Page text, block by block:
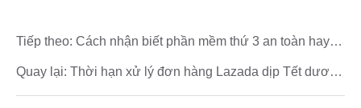
Quay lại: Thời hạn xử lý đơn hàng Lazada dịp Tết dương
Tiếp theo: Cách nhận biết phần mềm thứ 3 an toàn hay